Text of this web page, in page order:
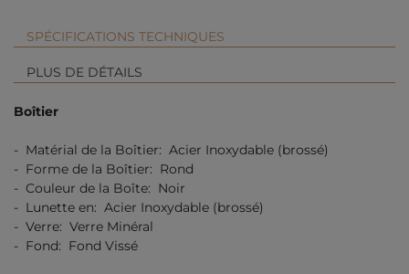
SPÉCIFICATIONS TECHNIQUES
PLUS DE DÉTAILS
Boîtier
- Matérial de la Boîtier: Acier Inoxydable (brossé)
- Forme de la Boîtier: Rond
- Couleur de la Boîte: Noir
- Lunette en: Acier Inoxydable (brossé)
- Verre: Verre Minéral
- Fond: Fond Vissé